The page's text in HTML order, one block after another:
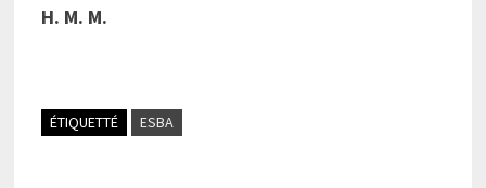
H. M. M.
ÉTIQUETTÉ ESBA